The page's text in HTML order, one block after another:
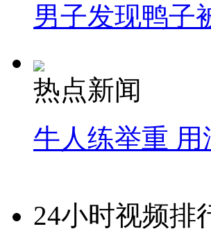
男子发现鸭子
热点新闻
牛人练举重
24小时视频排